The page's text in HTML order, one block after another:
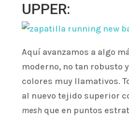
UPPER:
Aquí avanzamos a algo
moderno, no tan robusto
colores muy llamativos.
al nuevo tejido superior
mesh que en puntos